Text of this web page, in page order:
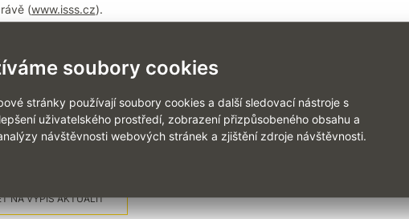
soubory cookies
stránky používají soubory cookies a další sledovací nástroje s
uživatelského prostředí, zobrazení přizpůsobeného obsahu a
návštěvnosti webových stránek a zjištění zdroje návštěvnosti.
(www.isss.cz).
OKbase
NA VÝPIS AKTUALIT